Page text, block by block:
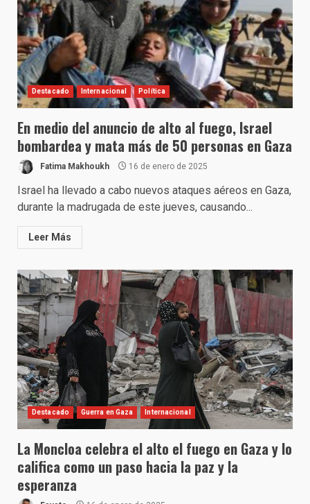
Destacado Internacional Política
En medio del anuncio de alto al fuego, Israel
bombardea y mata más de 50 personas en Gaza
Fatima Makhoukh 16 de enero de 2025
Israel ha llevado a cabo nuevos ataques aéreos en Gaza,
durante la madrugada de este jueves, causando...
Leer Más
Destacado Guerra en Gaza Internacional
La Moncloa celebra el alto el fuego en Gaza y lo
califica como un paso hacia la paz y la
esperanza